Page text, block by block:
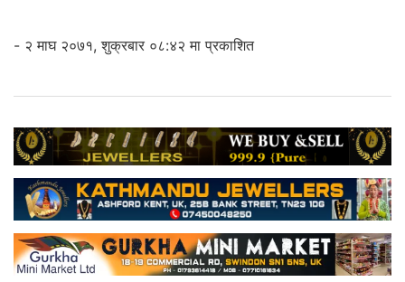
- २ माघ २०७१, शुक्रबार ०८:४२ मा प्रकाशित